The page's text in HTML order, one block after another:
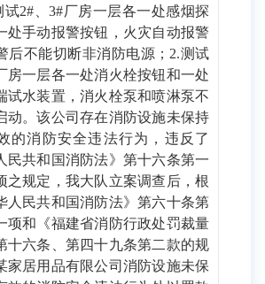
试2#、3#厂房一层各一处感烟探
处手动报警按钮，火灾自动报警
后不能切断非消防电源；2.测试
房一层各一处消火栓按钮和一处
试水装置，消火栓泵和喷淋泵不
动。该公司存在消防设施未保持
的消防安全违法行为，违反了
民共和国消防法》第十六条第一
之规定，我大队立案调查后，根
人民共和国消防法》第六十条第
项和《福建省消防行政处罚裁量
十六条、第四十九条第二款的规
家居用品有限公司消防设施未保